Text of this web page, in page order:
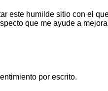
este humilde sitio con el
que me ayude a
por escrito.